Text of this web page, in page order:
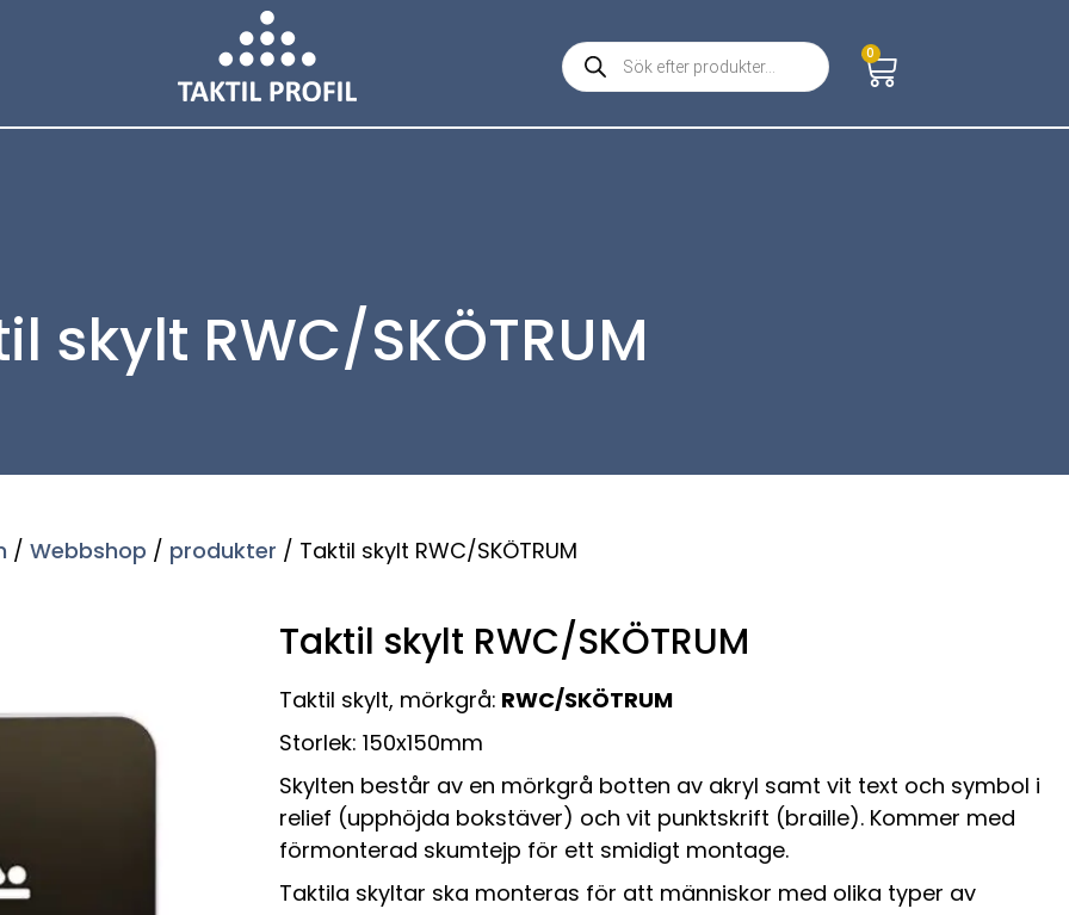
0
skylt RWC/SKÖTRUM
/ Webbshop / produkter / Taktil skylt RWC/SKÖTRUM
Taktil skylt RWC/SKÖTRUM
Taktil skylt, mörkgrå: RWC/SKÖTRUM
Storlek: 150x150mm
Skylten består av en mörkgrå botten av akryl samt vit text och symbol i
relief (upphöjda bokstäver) och vit punktskrift (braille). Kommer med
förmonterad skumtejp för ett smidigt montage.
Taktila skyltar ska monteras för att människor med olika typer av